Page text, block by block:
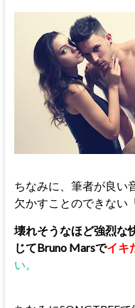
ちなみに、筆者が良い
欠かすことのできない
壊れそうなほど強烈な
じてBruno Marsでイキ
い。